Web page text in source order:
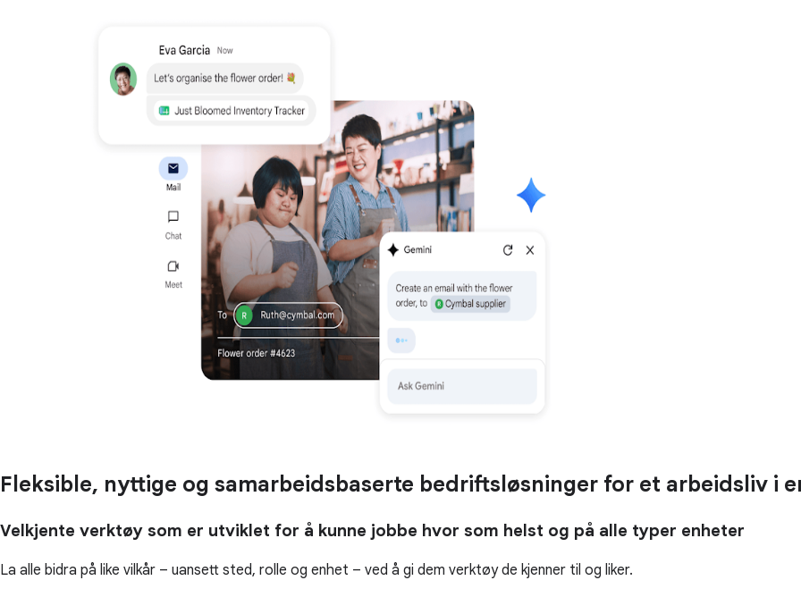
Fleksible, nyttige og samarbeidsbaserte bedriftsløsninger for et arbeidsliv i
Velkjente verktøy som er utviklet for å kunne jobbe hvor som helst og på alle typer enheter
La alle bidra på like vilkår – uansett sted, rolle og enhet – ved å gi dem verktøy de kjenner til og liker.